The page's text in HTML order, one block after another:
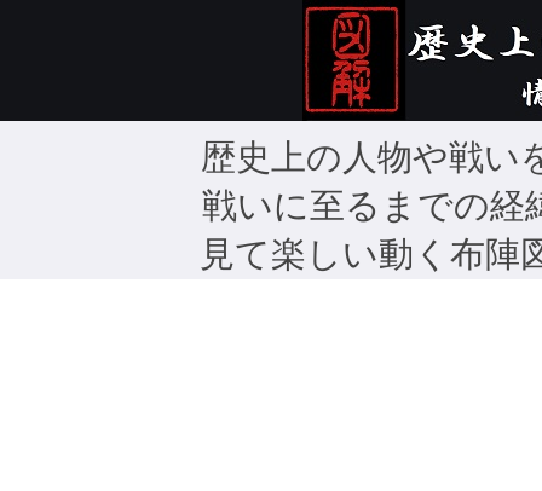
歴史上の人物や戦い
戦いに至るまでの経
見て楽しい動く布陣